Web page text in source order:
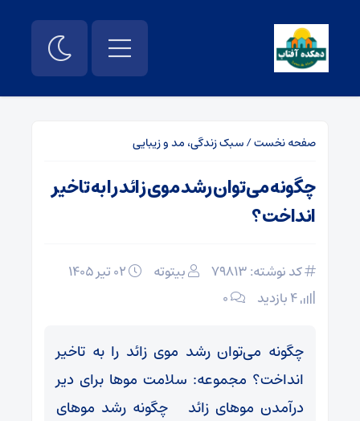
صفحه نخست/سبک زندگی، مد و زیبایی
چگونه می‌توان رشد موی زائد را به تاخیر
انداخت؟
کد نوشته: 79813 بیتوته
۰
چگونه می‌توان رشد موی زائد را به تاخیر
انداخت؟ مجموعه: سلامت موها برای دیر
درآمدن موهای زائد چگونه رشد موهای